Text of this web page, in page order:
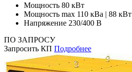
Мощность 80 кВт
Мощность max 110 кВа | 88 кВт
Напряжение 230/400 В
ПО ЗАПРОСУ
Запросить КП Подробнее